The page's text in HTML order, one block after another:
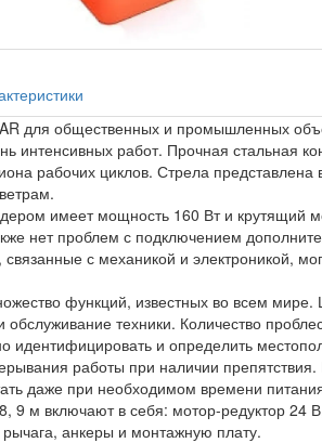
для общественных и промышленных
интенсивных работ. Прочная стальная
рабочих циклов. Стрела
имеет мощность 160 Вт и крутящий
нет проблем с подключением
связанные с механикой и электроникой,
функций, известных во всем
обслуживание техники. Количество
идентифицировать и определить
работы при наличии
даже при необходимом времени
9 м включают в себя: мотор-редуктор 24
анкеры и монтажную плату.